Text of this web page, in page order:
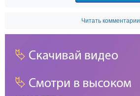
Читать комментарии